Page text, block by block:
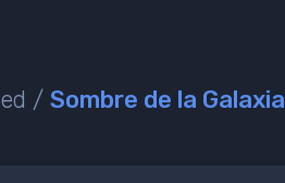
/ Sombre de la Galaxia